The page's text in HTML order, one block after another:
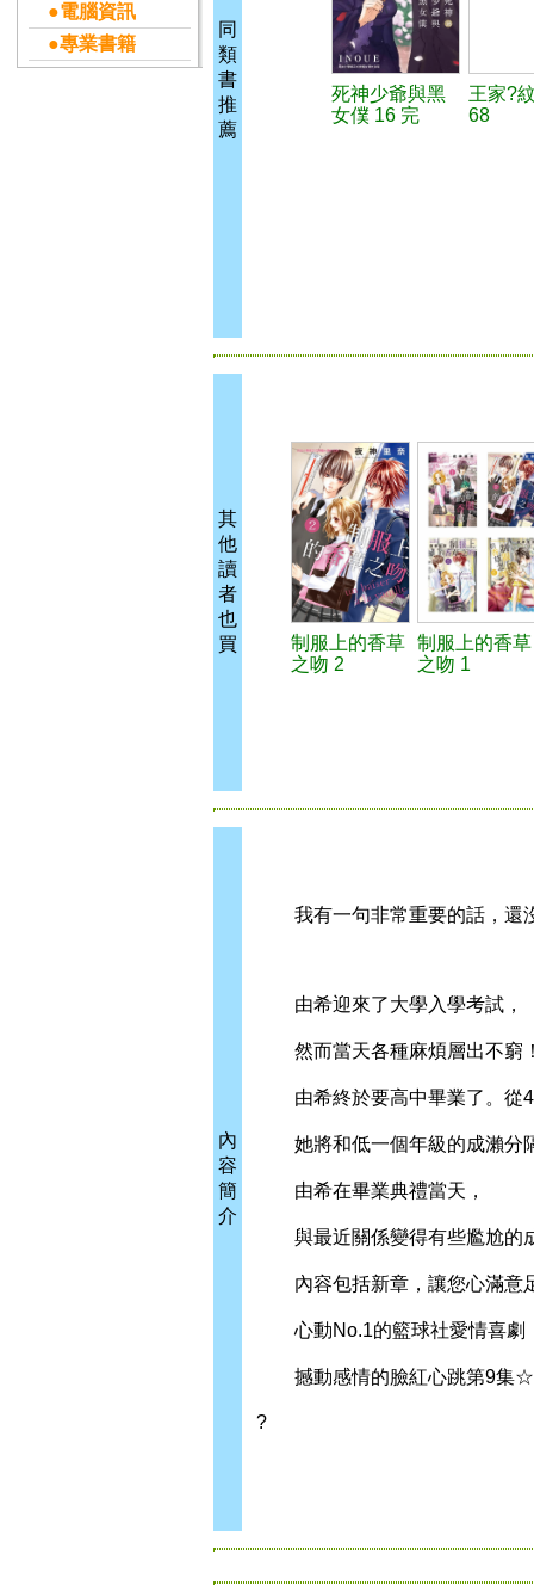
●電腦資訊
●專業書籍
同
類
書
推
薦
死神少爺與黑
女僕 16 完
王家?
68
其
他
讀
者
也
買
制服上的香草
之吻 2
制服上的香草
之吻 1
內
容
簡
介
我有一句非常重要的話，還
由希迎來了大學入學考試，
然而當天各種麻煩層出不窮
由希終於要高中畢業了。從4
她將和低一個年級的成瀨分
由希在畢業典禮當天，
與最近關係變得有些尷尬的
內容包括新章，讓您心滿意
心動No.1的籃球社愛情喜劇
撼動感情的臉紅心跳第9集☆
?